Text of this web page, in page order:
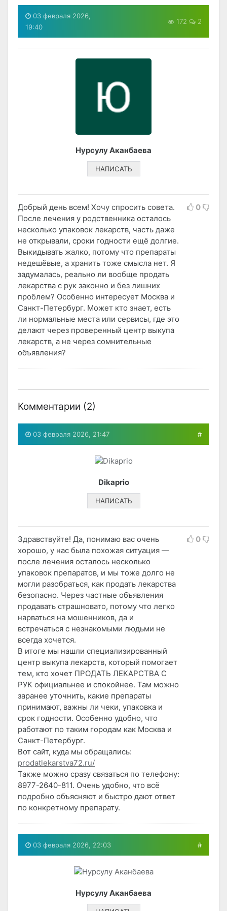
03 февраля 2026,
19:40
172 2
Нурсулу Аканбаева
НАПИСАТЬ
Добрый день всем! Хочу спросить совета.
После лечения у родственника осталось
несколько упаковок лекарств, часть даже
не открывали, сроки годности ещё долгие.
Выкидывать жалко, потому что препараты
недешёвые, а хранить тоже смысла нет. Я
задумалась, реально ли вообще продать
лекарства с рук законно и без лишних
проблем? Особенно интересует Москва и
Санкт-Петербург. Может кто знает, есть
ли нормальные места или сервисы, где это
делают через проверенный центр выкупа
лекарств, а не через сомнительные
объявления?
0
Комментарии (2)
03 февраля 2026, 21:47 #
Dikaprio
НАПИСАТЬ
Здравствуйте! Да, понимаю вас очень
хорошо, у нас была похожая ситуация —
после лечения осталось несколько
упаковок препаратов, и мы тоже долго не
могли разобраться, как продать лекарства
безопасно. Через частные объявления
продавать страшновато, потому что легко
нарваться на мошенников, да и
встречаться с незнакомыми людьми не
всегда хочется.
В итоге мы нашли специализированный
центр выкупа лекарств, который помогает
тем, кто хочет ПРОДАТЬ ЛЕКАРСТВА С
РУК официальнее и спокойнее. Там можно
заранее уточнить, какие препараты
принимают, важны ли чеки, упаковка и
срок годности. Особенно удобно, что
работают по таким городам как Москва и
Санкт-Петербург.
Вот сайт, куда мы обращались:
prodatlekarstva72.ru/
Также можно сразу связаться по телефону:
8977-2640-811. Очень удобно, что всё
подробно объясняют и быстро дают ответ
по конкретному препарату.
0
03 февраля 2026, 22:03 #
Нурсулу Аканбаева